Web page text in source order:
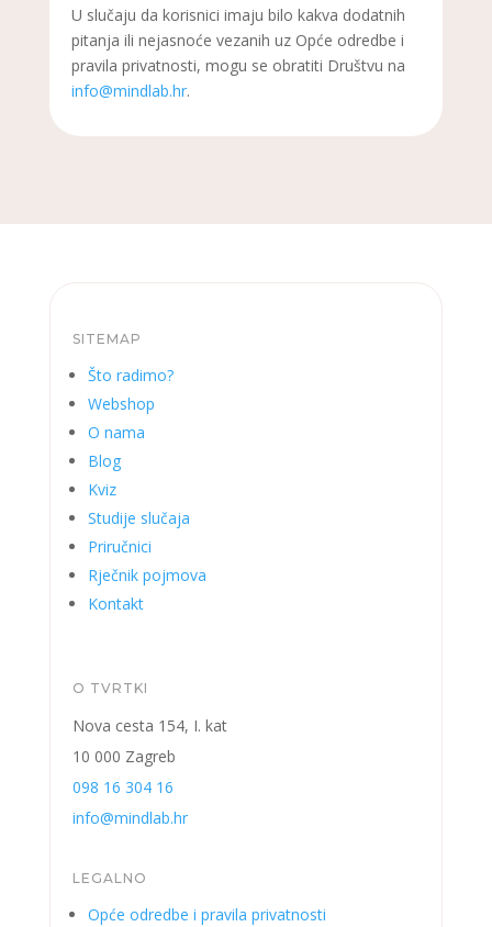
U slučaju da korisnici imaju bilo kakva dodatnih
pitanja ili nejasnoće vezanih uz Opće odredbe i
pravila privatnosti, mogu se obratiti Društvu na
info@mindlab.hr.
SITEMAP
Što radimo?
Webshop
O nama
Blog
Kviz
Studije slučaja
Priručnici
Rječnik pojmova
Kontakt
O TVRTKI
Nova cesta 154, I. kat
10 000 Zagreb
098 16 304 16
info@mindlab.hr
LEGALNO
Opće odredbe i pravila privatnosti